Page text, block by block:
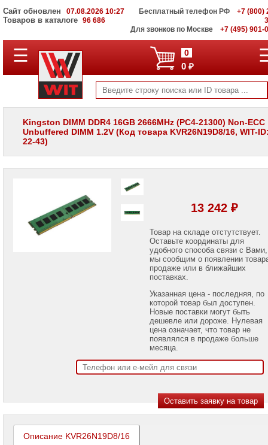
Сайт обновлен 07.08.2026 10:27
Товаров в каталоге 96 686
Бесплатный телефон РФ
+7 (800)
Для звонков по Москве
+7 (495) 901-
ПОЛНЫЙ
КАТАЛОГ
Корпоративные
серверы
WIT
Системы
хранения
данных
панели
Принтеры
☰ 0
0 ₽
Kingston DIMM DDR4 16GB 2666MHz (PC4-21300) Non-ECC
Unbuffered DIMM 1.2V (Код товара KVR26N19D8/16, WIT-
22-43)
13 242 ₽
Товар на складе отстутствует.
Оставьте координаты для
удобного способа связи с Вами,
мы сообщим о появлении
продаже или в ближайших
поставках.
Указанная цена - последняя, по
которой товар был доступен.
Новые поставки могут быть
дешевле или дороже. Нулевая
цена означает, что товар не
появлялся в продаже больше
месяца.
Описание KVR26N19D8/16